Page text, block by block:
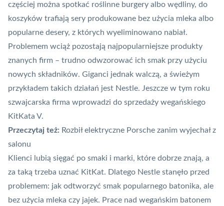
częściej można spotkać roślinne burgery albo wędliny, do
koszyków trafiają sery produkowane bez użycia mleka albo
popularne desery, z których wyeliminowano nabiał.
Problemem wciąż pozostają najpopularniejsze produkty
znanych firm – trudno odwzorować ich smak przy użyciu
nowych składników. Giganci jednak walczą, a świeżym
przykładem takich działań jest Nestle. Jeszcze w tym roku
szwajcarska firma wprowadzi do sprzedaży wegańskiego
KitKata V.
Przeczytaj też: Rozbił elektryczne Porsche zanim wyjechał z
salonu
Klienci lubią sięgać po smaki i marki, które dobrze znają, a
za taką trzeba uznać KitKat. Dlatego Nestle stanęło przed
problemem: jak odtworzyć smak popularnego batonika, ale
bez użycia mleka czy jajek. Prace nad wegańskim batonem